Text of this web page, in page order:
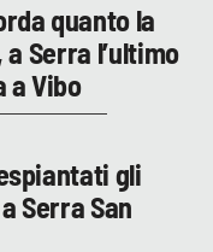
quanto la
Serra l’ultimo
a Vibo
gli
Serra San